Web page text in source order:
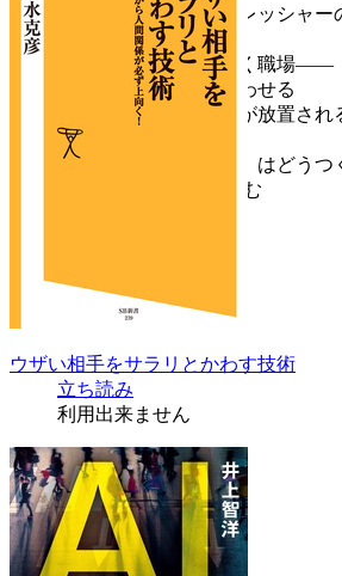
第３章 組織全体を覆うプレッシャ
さ」が職場をむしばむ
第４章 負の感情がうずまく職場――
「孤独」が人を攻撃に向かわせる
第５章 「不機嫌な職場」が放置さ
い職場
第６章 「安心できる職場」はどう
続きを読む
ウザい相手をサラリとかわす技術
立ち読み
利用出来ません